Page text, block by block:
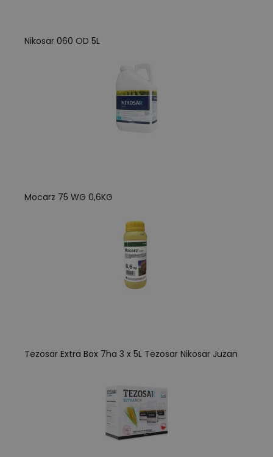
Nikosar 060 OD 5L
Mocarz 75 WG 0,6KG
Tezosar Extra Box 7ha 3 x 5L Tezosar Nikosar Juzan